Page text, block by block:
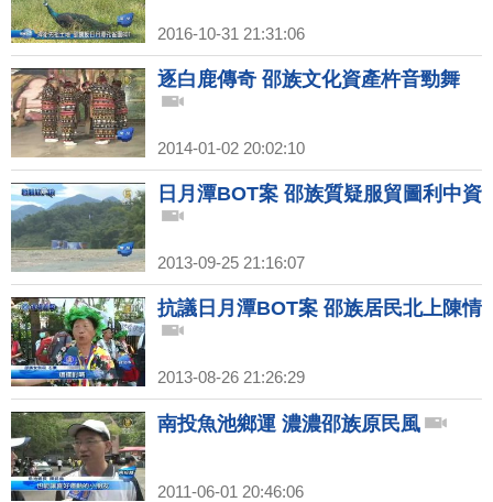
2016-10-31 21:31:06
逐白鹿傳奇 邵族文化資產杵音勁舞
2014-01-02 20:02:10
日月潭BOT案 邵族質疑服貿圖利中資
2013-09-25 21:16:07
抗議日月潭BOT案 邵族居民北上陳情
2013-08-26 21:26:29
南投魚池鄉運 濃濃邵族原民風
2011-06-01 20:46:06